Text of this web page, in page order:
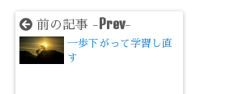
前の記事 -Prev-
一歩下がって学習し直
す